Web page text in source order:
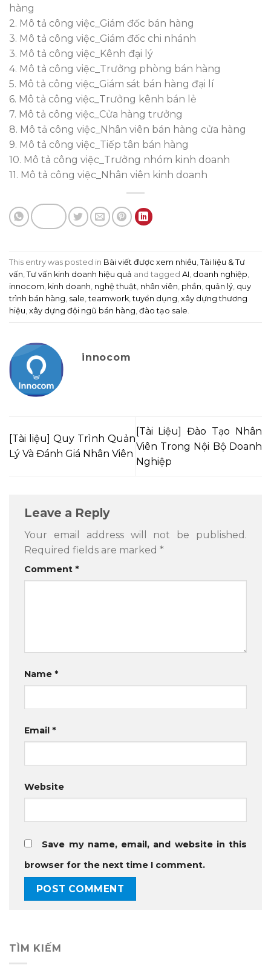
hàng
2. Mô tả công việc_Giám đốc bán hàng
3. Mô tả công việc_Giám đốc chi nhánh
3. Mô tả công việc_Kênh đại lý
4. Mô tả công việc_Trưởng phòng bán hàng
5. Mô tả công việc_Giám sát bán hàng đại lí
6. Mô tả công việc_Trưởng kênh bán lẻ
7. Mô tả công việc_Cửa hàng trưởng
8. Mô tả công việc_Nhân viên bán hàng cửa hàng
9. Mô tả công việc_Tiếp tân bán hàng
10. Mô tả công việc_Trưởng nhóm kinh doanh
11. Mô tả công việc_Nhân viên kinh doanh
This entry was posted in Bài viết được xem nhiều Tài liệu & Tư
vấn Tư vấn kinh doanh hiệu quả and tagged AI doanh nghiệp
innocom kinh doanh nghệ thuật nhân viên phần quản lý quy
trình bán hàng sale ,teamwork ,tuyển dụng xây dựng thương
hiệu xây dựng đội ngũ bán hàng đào tạo sale
innocom
[Tài liệu] Quy Trình Quản
Lý Và Đánh Giá Nhân Viên
[Tài Liệu] Đào Tạo Nhân
Viên Trong Nội Bộ Doanh
Nghiệp
Leave a Reply
Your email address will not be published.
Required fields are marked *
Comment *
Name *
Email *
Website
Save my name, email, and website in this
browser for the next time I comment.
TÌM KIẾM